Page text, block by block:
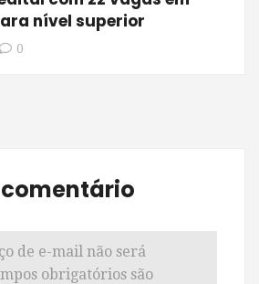
nível superior
0
comentário
de e-mail não será
obrigatórios são